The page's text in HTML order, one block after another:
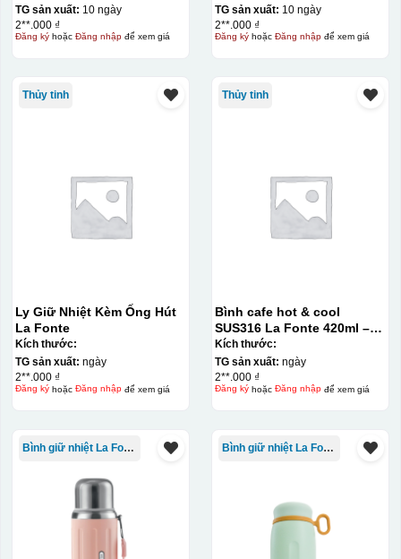
Bước 3: Xếp sản phẩm sau khi dán vào lò nung và
nung ở nhiệt độ 700-800 độ C
Deacl có 1 nền màu
vàng, khi in ở nhiệt cao, nền đó sẽ cháy và biến mất để
TG sản xuất: 10 ngày
2**.000 ₫
Đăng kýhoặc Đăng nhậpđể xem giá
TG sản xuất: 10 ngày
2**.000 ₫
Đăng kýhoặc Đăng nhậpđể xem giá
Thủy tinh
Ly Giữ Nhiệt Kèm Ống Hút
La Fonte
Kích thước:
TG sản xuất: ngày
2**.000 ₫
Đăng kýhoặc Đăng nhậpđể xem giá
Thủy tinh
Bình cafe hot & cool
SUS316 La Fonte 420ml –
012775
Kích thước:
TG sản xuất: ngày
2**.000 ₫
Đăng kýhoặc Đăng nhậpđể xem giá
Bình giữ nhiệt La Fonte Bình giữ nhiệt La Fonte